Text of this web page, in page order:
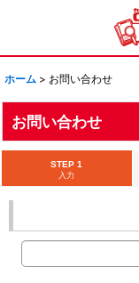
ホーム > お問い合わせ
お問い合わせ
STEP 1
入力